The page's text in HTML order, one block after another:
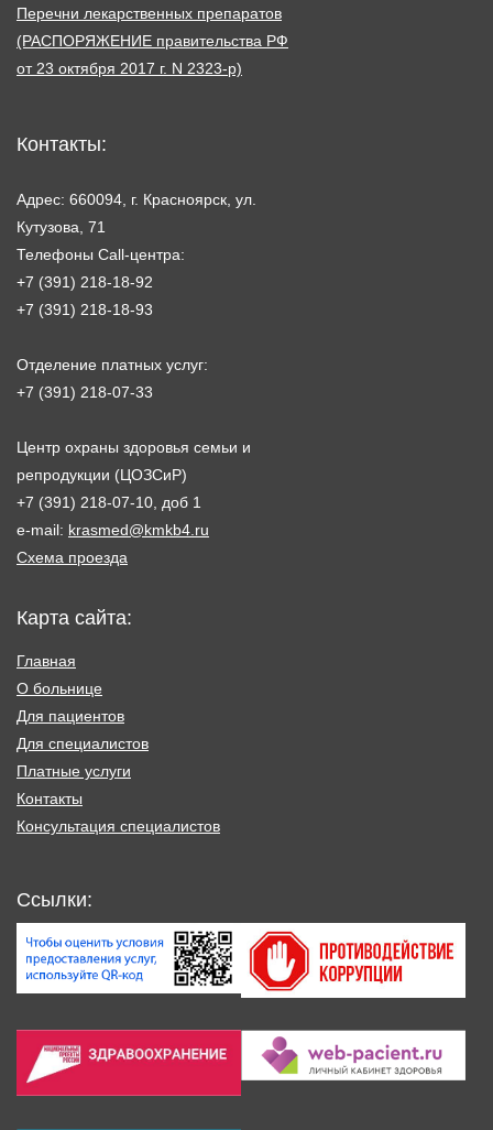
Перечни лекарственных препаратов
(РАСПОРЯЖЕНИЕ правительства РФ
от 23 октября 2017 г. N 2323-р)
Контакты:
Адрес: 660094, г. Красноярск, ул.
Кутузова, 71
Телефоны Call-центра:
+7 (391) 218-18-92
+7 (391) 218-18-93
Отделение платных услуг:
+7 (391) 218-07-33
Центр охраны здоровья семьи и
репродукции (ЦОЗСиР)
+7 (391) 218-07-10, доб 1
e-mail: krasmed@kmkb4.ru
Схема проезда
Карта сайта:
Главная
О больнице
Для пациентов
Для специалистов
Платные услуги
Контакты
Консультация специалистов
Ссылки: